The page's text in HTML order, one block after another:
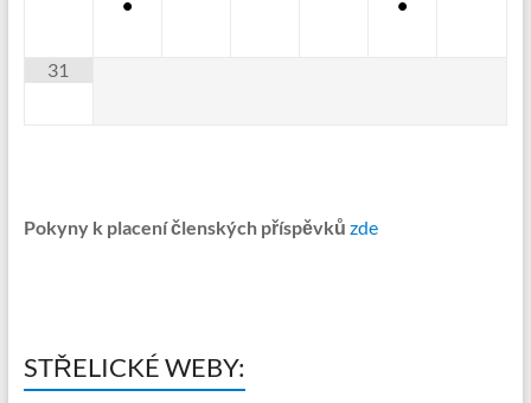
31
Pokyny k placení členských příspěvků zde
STŘELICKÉ WEBY: